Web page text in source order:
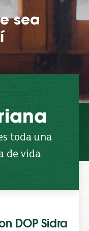
sea
toda una
de vida
DOP Sidra
en el último